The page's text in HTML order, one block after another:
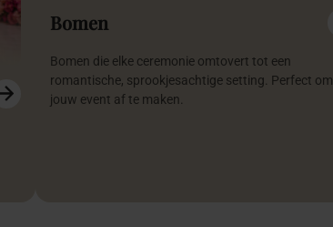
Bomen
Bomen die elke ceremonie omtovert tot een
romantische, sprookjesachtige setting. Perfect om
jouw event af te maken.